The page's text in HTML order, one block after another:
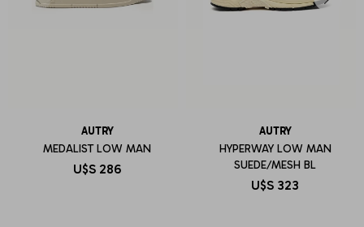
AUTRY
MEDALIST LOW MAN
U$S 286
AUTRY
HYPERWAY LOW MAN
SUEDE/MESH BL
U$S 323